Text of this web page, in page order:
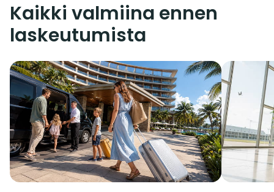
Kaikki valmiina ennen
laskeutumista